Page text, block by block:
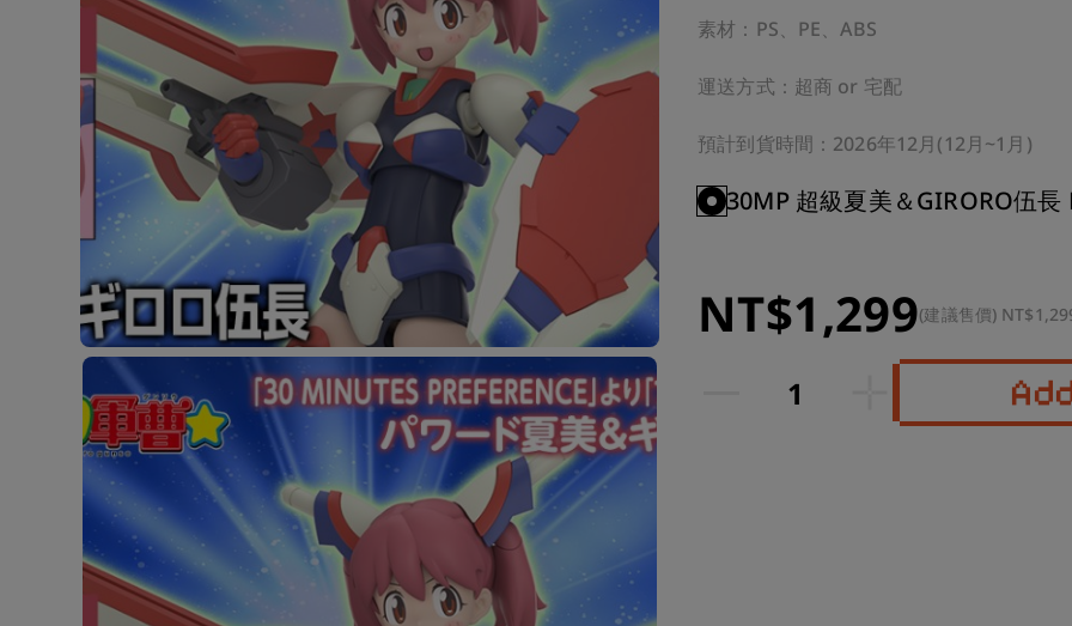
素材：PS、PE、ABS
運送方式：超商 or 宅配
預計到貨時間：2026年12月(12月~1月)
30MP 超級夏美＆GIRORO伍長
NT$1,299(建議售價)